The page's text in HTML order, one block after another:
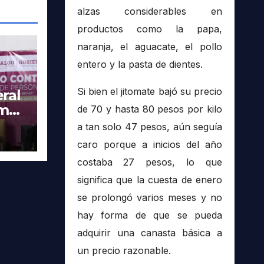
alzas considerables en
productos como la papa,
naranja, el aguacate, el pollo
entero y la pasta de dientes.
Si bien el jitomate bajó su precio
de 70 y hasta 80 pesos por kilo
a tan solo 47 pesos, aún seguía
caro porque a inicios del año
costaba 27 pesos, lo que
significa que la cuesta de enero
se prolongó varios meses y no
hay forma de que se pueda
adquirir una canasta básica a
un precio razonable.